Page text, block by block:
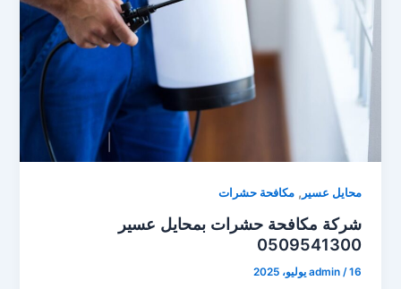
محايل عسير ,مكافحة حشرات
شركة مكافحة حشرات بمحايل عسير
0509541300
admin /16 يوليو، 2025